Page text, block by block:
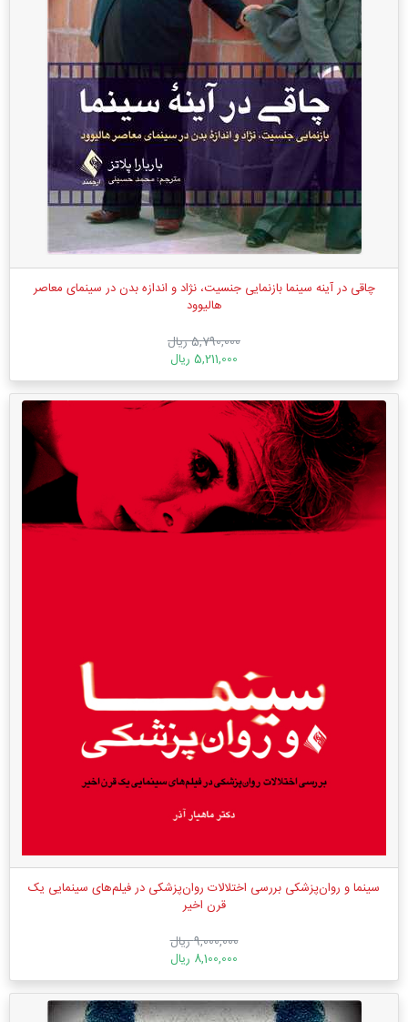
چاقی در آینه سینما بازنمایی جنسیت، نژاد و اندازه بدن در سینمای معاصر
هالیوود
5,790,000 ریال
5,211,000 ریال
سینما و روان‌پزشکی بررسی اختلالات روان‌پزشکی در فیلم‌های سینمایی یک
قرن اخیر
9,000,000 ریال
8,100,000 ریال